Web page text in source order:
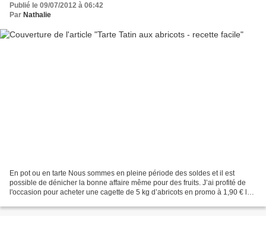
Publié le 09/07/2012 à 06:42
Par Nathalie
En pot ou en tarte Nous sommes en pleine période des soldes et il est
possible de dénicher la bonne affaire même pour des fruits. J’ai profité de
l'occasion pour acheter une cagette de 5 kg d’abricots en promo à 1,90 € le